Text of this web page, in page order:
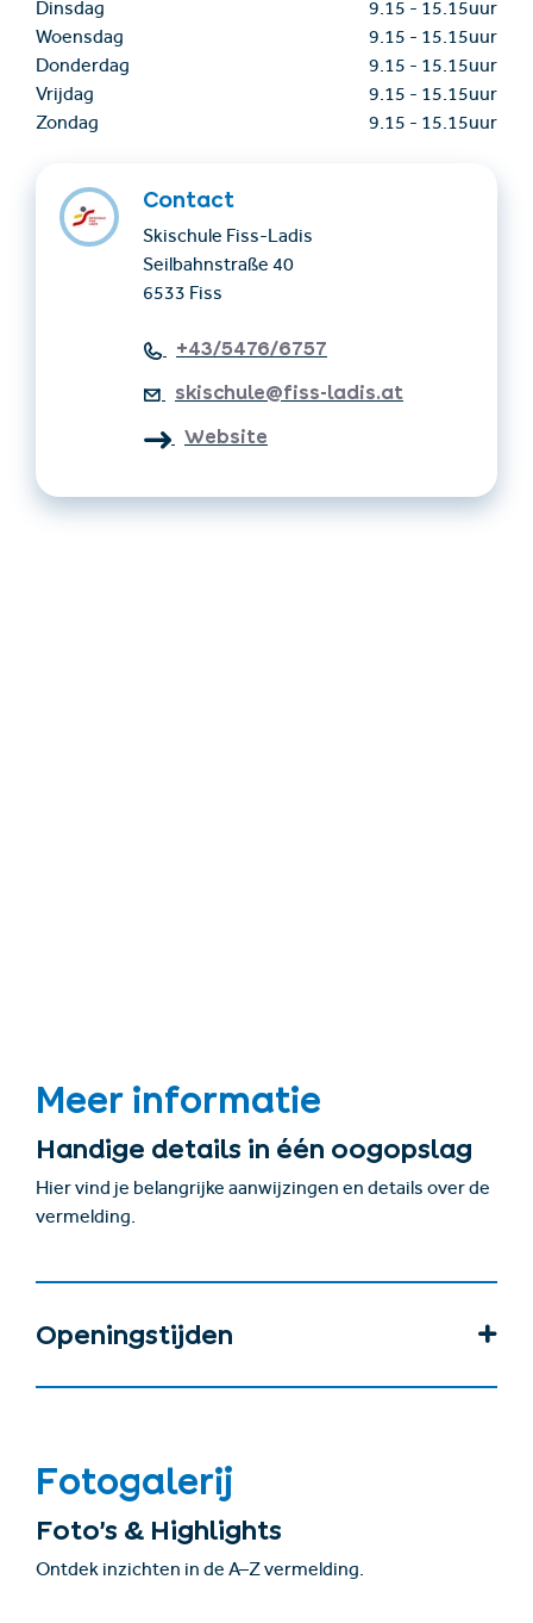
Dinsdag
9.15 - 15.15uur
Woensdag
9.15 - 15.15uur
Donderdag
9.15 - 15.15uur
Vrijdag
9.15 - 15.15uur
Zondag
9.15 - 15.15uur
Contact
Skischule Fiss-Ladis
Seilbahnstraße 40
6533 Fiss
+43/5476/6757
skischule@fiss-ladis.at
Website
Meer informatie
Handige details in één oogopslag
Hier vind je belangrijke aanwijzingen en details over de
vermelding.
Openingstijden
Fotogalerij
Foto’s & Highlights
Ontdek inzichten in de A–Z vermelding.